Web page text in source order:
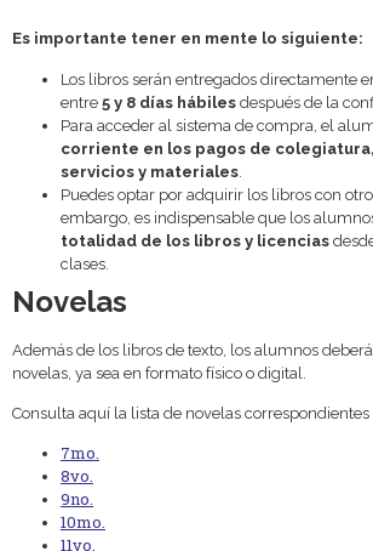
Es importante tener en mente lo siguiente:
Los libros serán entregados directamente
entre 5 y 8 días hábiles después de la
Para acceder al sistema de compra, el
corriente en los pagos de
servicios y materiales
Puedes optar por adquirir los libros con
embargo, es indispensable que los
totalidad de los libros y licencias
clases.
Novelas
Además de los libros de texto, los alumnos
novelas, ya sea en formato físico o digital.
Consulta aquí la lista de novelas correspondientes
7mo.
8vo.
9no.
10mo.
11vo.